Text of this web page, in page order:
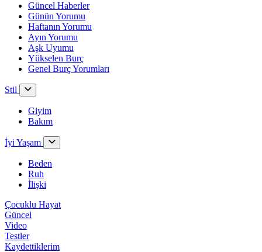
Güncel Haberler
Günün Yorumu
Haftanın Yorumu
Ayın Yorumu
Aşk Uyumu
Yükselen Burç
Genel Burç Yorumları
Stil
Giyim
Bakım
İyi Yaşam
Beden
Ruh
İlişki
Çocuklu Hayat
Güncel
Video
Testler
Kaydettiklerim